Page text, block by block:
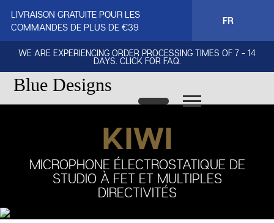
LIVRAISON GRATUITE POUR LES
COMMANDES DE PLUS DE €39
WE ARE EXPERIENCING ORDER PROCESSING TIMES OF 7 - 14
DAYS. CLICK FOR FAQ.
FR
Blue Designs
KIWI
MICROPHONE ÉLECTROSTATIQUE DE
STUDIO À FET ET MULTIPLES
DIRECTIVITÉS